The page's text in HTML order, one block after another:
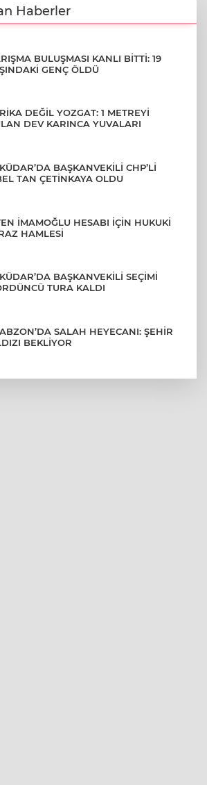
Haberler
BULUŞMASI KANLI BİTTİ: 19
GENÇ ÖLDÜ
DEĞİL YOZGAT: 1 METREYİ
DEV KARINCA YUVALARI
BAŞKANVEKİLİ CHP’Lİ
TAN ÇETİNKAYA OLDU
İMAMOĞLU HESABI İÇİN HUKUKİ
HAMLESİ
BAŞKANVEKİLİ SEÇİMİ
TURA KALDI
SALAH HEYECANI: ŞEHİR
BEKLİYOR